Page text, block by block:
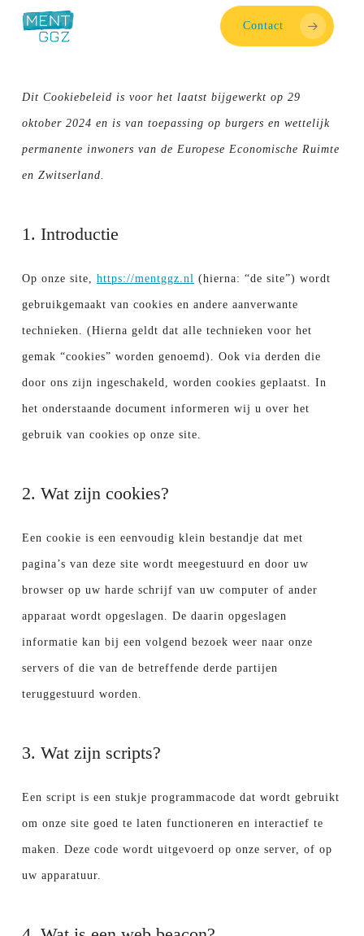
Skip
content
Contact
Dit Cookiebeleid is voor het laatst bijgewerkt op 29
oktober 2024 en is van toepassing op burgers en wettelijk
permanente inwoners van de Europese Economische Ruimte
en Zwitserland.
1. Introductie
Op onze site, https://mentggz.nl (hierna: “de site”) wordt
gebruikgemaakt van cookies en andere aanverwante
technieken. (Hierna geldt dat alle technieken voor het
gemak “cookies” worden genoemd). Ook via derden die
door ons zijn ingeschakeld, worden cookies geplaatst. In
het onderstaande document informeren wij u over het
gebruik van cookies op onze site.
2. Wat zijn cookies?
Een cookie is een eenvoudig klein bestandje dat met
pagina’s van deze site wordt meegestuurd en door uw
browser op uw harde schrijf van uw computer of ander
apparaat wordt opgeslagen. De daarin opgeslagen
informatie kan bij een volgend bezoek weer naar onze
servers of die van de betreffende derde partijen
teruggestuurd worden.
3. Wat zijn scripts?
Een script is een stukje programmacode dat wordt gebruikt
om onze site goed te laten functioneren en interactief te
maken. Deze code wordt uitgevoerd op onze server, of op
uw apparatuur.